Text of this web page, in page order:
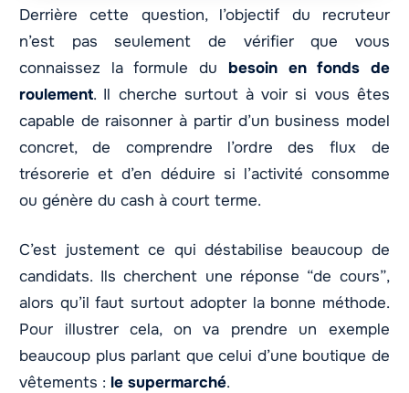
Derrière cette question, l’objectif du recruteur
n’est pas seulement de vérifier que vous
connaissez la formule du besoin en fonds de
roulement. Il cherche surtout à voir si vous êtes
capable de raisonner à partir d’un business model
concret, de comprendre l’ordre des flux de
trésorerie et d’en déduire si l’activité consomme
ou génère du cash à court terme.
C’est justement ce qui déstabilise beaucoup de
candidats. Ils cherchent une réponse “de cours”,
alors qu’il faut surtout adopter la bonne méthode.
Pour illustrer cela, on va prendre un exemple
beaucoup plus parlant que celui d’une boutique de
vêtements : le supermarché.